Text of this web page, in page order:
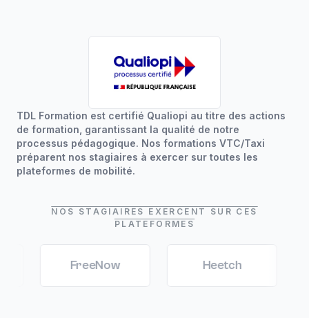
TDL Formation est certifié Qualiopi au titre des actions
de formation, garantissant la qualité de notre
processus pédagogique. Nos formations VTC/Taxi
préparent nos stagiaires à exercer sur toutes les
plateformes de mobilité.
NOS STAGIAIRES EXERCENT SUR CES
PLATEFORMES